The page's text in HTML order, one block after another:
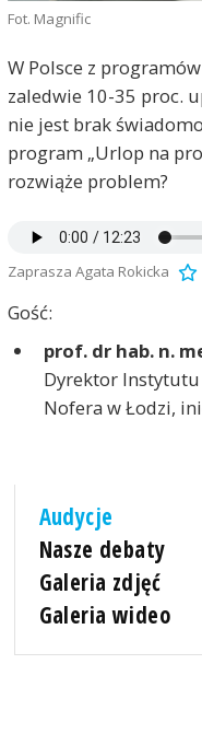
Fot. Magnific
W Polsce z
zaledwie 10-35 proc.
nie jest brak
program „Urlop na
rozwiąże problem?
Zaprasza Agata Rokicka
Gość:
prof. dr hab. n.
Dyrektor Instytutu
Nofera w Łodzi,
Audycje
Nasze debaty
Galeria zdjęć
Galeria wideo